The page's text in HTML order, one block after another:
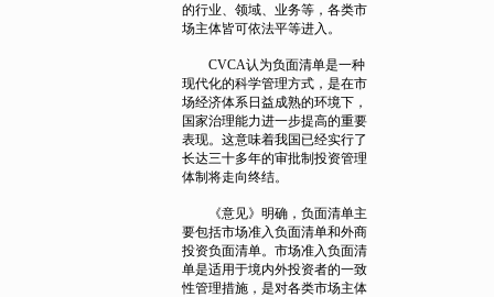
的行业、领域、业务等，各类市
场主体皆可依法平等进入。
CVCA认为负面清单是一种
现代化的科学管理方式，是在市
场经济体系日益成熟的环境下，
国家治理能力进一步提高的重要
表现。这意味着我国已经实行了
长达三十多年的审批制投资管理
体制将走向终结。
《意见》明确，负面清单主
要包括市场准入负面清单和外商
投资负面清单。市场准入负面清
单是适用于境内外投资者的一致
性管理措施，是对各类市场主体